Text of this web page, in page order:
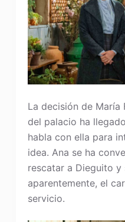
La decisión de María
del palacio ha
habla con ella para
idea. Ana se ha
rescatar a Dieguito y
aparentemente, el
servicio.